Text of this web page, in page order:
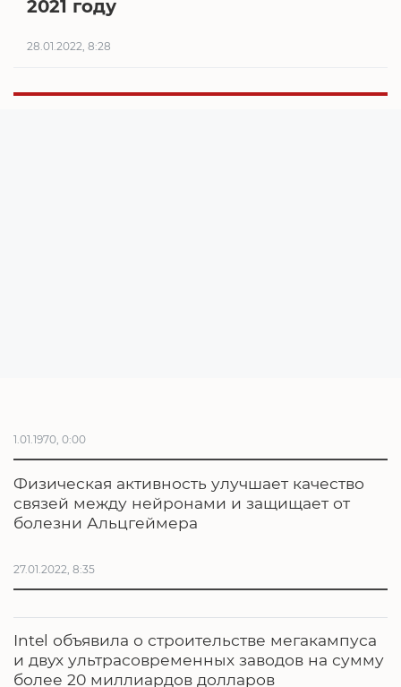
2021 году
28.01.2022, 8:28
1.01.1970, 0:00
Физическая активность улучшает качество
связей между нейронами и защищает от
болезни Альцгеймера
27.01.2022, 8:35
Intel объявила о строительстве мегакампуса
и двух ультрасовременных заводов на сумму
более 20 миллиардов долларов